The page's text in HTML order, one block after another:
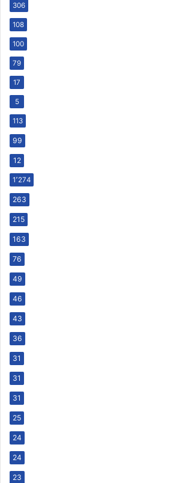
306
108
100
79
17
5
113
99
12
1٬274
263
215
163
76
49
46
43
36
31
31
31
25
24
24
23